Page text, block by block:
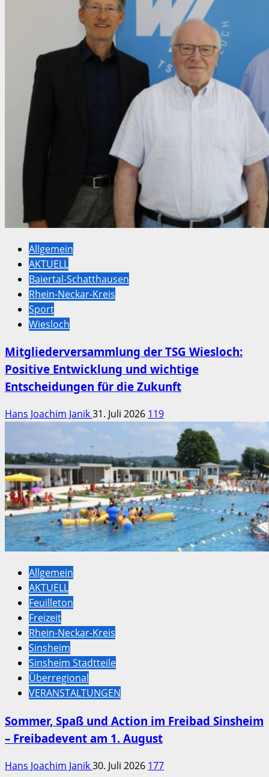
Allgemein
AKTUELL
Baiertal-Schatthausen
Rhein-Neckar-Kreis
Sport
Wiesloch
Mitgliederversammlung der TSG Wiesloch:
Positive Entwicklung und wichtige
Entscheidungen für die Zukunft
Hans Joachim Janik31. Juli 2026 119
Allgemein
AKTUELL
Feuilleton
Freizeit
Rhein-Neckar-Kreis
Sinsheim
Sinsheim Stadtteile
Überregional
VERANSTALTUNGEN
Sommer, Spaß und Action im Freibad Sinsheim
– Freibadevent am 1. August
Hans Joachim Janik30. Juli 2026 177